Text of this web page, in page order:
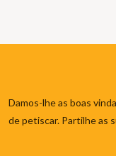
Damos-lhe as boas
de petiscar. Partilhe as